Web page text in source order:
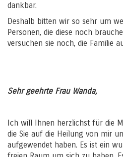
dankbar.
Deshalb bitten wir so sehr um
Personen, die diese noch
versuchen sie noch, die Familie
Sehr geehrte Frau Wanda,
Ich will Ihnen herzlichst für die
die Sie auf die Heilung von mir
aufgewendet haben. Es ist ein